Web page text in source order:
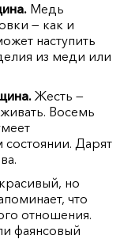
Медь
— как и
наступить
из меди или
Жесть —
Восемь
Дарят
но
что
отношения.
фаянсовый